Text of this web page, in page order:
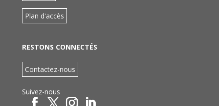
Plan d'accès
RESTONS CONNECTÉS
Contactez-nous
Suivez-nous